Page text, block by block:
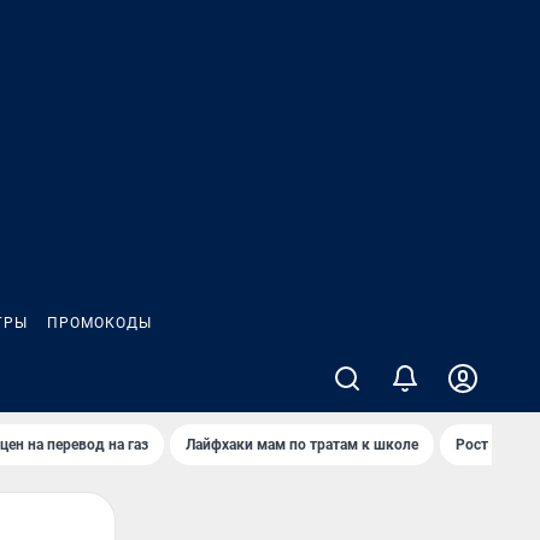
ПРОМОКОДЫ
на перевод на газ Лайфхаки мам по тратам к школе Рост цен на